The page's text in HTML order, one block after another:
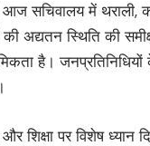
सचिवालय में थराली,
की अद्यतन स्थिति की
है।
और शिक्षा पर विशेष